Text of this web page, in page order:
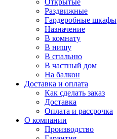
Открытые
Раздвижные
Гардеробные шкафы
Назначение
В комнату
В нишу
В спальню
В частный дом
На балкон
Доставка и оплата
Как сделать заказ
Доставка
Оплата и рассрочка
О компании
Производство